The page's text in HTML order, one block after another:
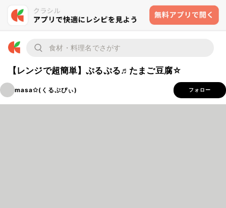
【レンジで超簡単】ぷるぷる♬たまご豆腐☆
masa✩(くるぷぴぃ) フォロー